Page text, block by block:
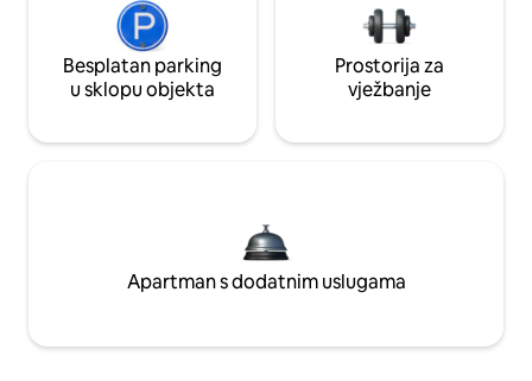
Besplatan parking
u sklopu objekta
Prostorija za
vježbanje
Apartman s dodatnim uslugama